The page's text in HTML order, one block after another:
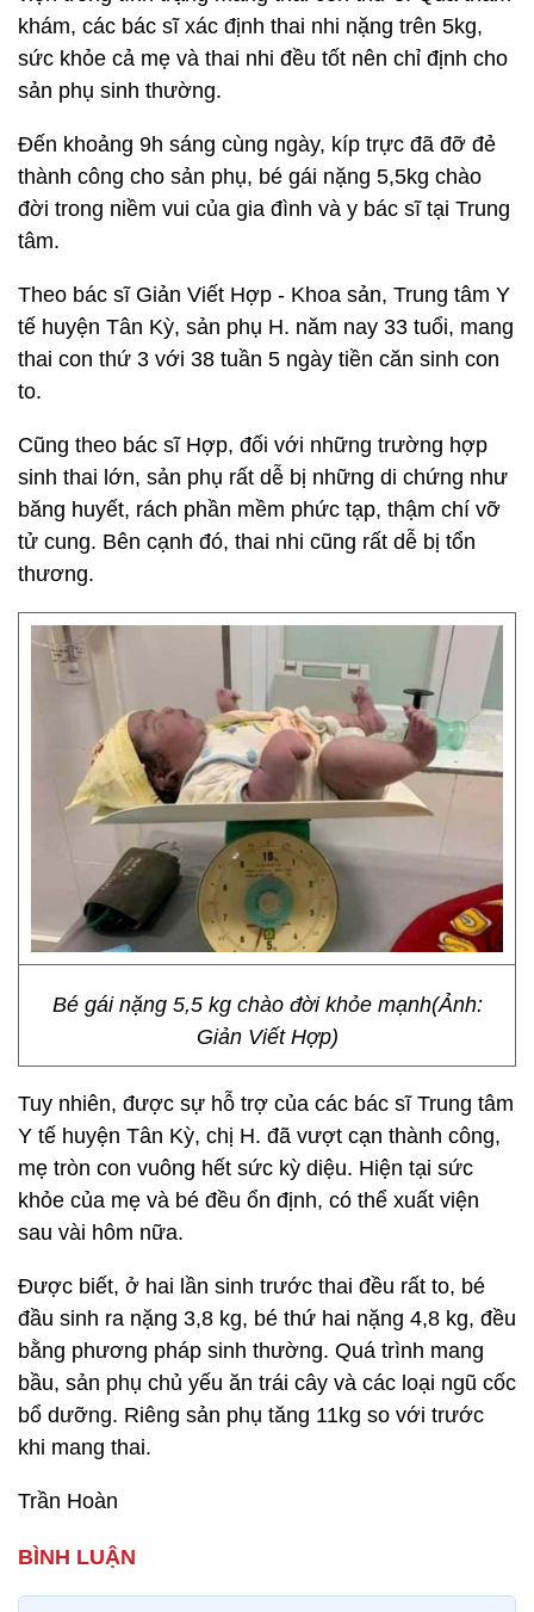
khám, các bác sĩ xác định thai nhi nặng trên 5kg,
sức khỏe cả mẹ và thai nhi đều tốt nên chỉ định cho
sản phụ sinh thường.
Đến khoảng 9h sáng cùng ngày, kíp trực đã đỡ đẻ
thành công cho sản phụ, bé gái nặng 5,5kg chào
đời trong niềm vui của gia đình và y bác sĩ tại Trung
tâm.
Theo bác sĩ Giản Viết Hợp - Khoa sản, Trung tâm Y
tế huyện Tân Kỳ, sản phụ H. năm nay 33 tuổi, mang
thai con thứ 3 với 38 tuần 5 ngày tiền căn sinh con
to.
Cũng theo bác sĩ Hợp, đối với những trường hợp
sinh thai lớn, sản phụ rất dễ bị những di chứng như
băng huyết, rách phần mềm phức tạp, thậm chí vỡ
tử cung. Bên cạnh đó, thai nhi cũng rất dễ bị tổn
thương.
Bé gái nặng 5,5 kg chào đời khỏe mạnh(Ảnh:
Giản Viết Hợp)
Tuy nhiên, được sự hỗ trợ của các bác sĩ Trung tâm
Y tế huyện Tân Kỳ, chị H. đã vượt cạn thành công,
mẹ tròn con vuông hết sức kỳ diệu. Hiện tại sức
khỏe của mẹ và bé đều ổn định, có thể xuất viện
sau vài hôm nữa.
Được biết, ở hai lần sinh trước thai đều rất to, bé
đầu sinh ra nặng 3,8 kg, bé thứ hai nặng 4,8 kg, đều
bằng phương pháp sinh thường. Quá trình mang
bầu, sản phụ chủ yếu ăn trái cây và các loại ngũ cốc
bổ dưỡng. Riêng sản phụ tăng 11kg so với trước
khi mang thai.
Trần Hoàn